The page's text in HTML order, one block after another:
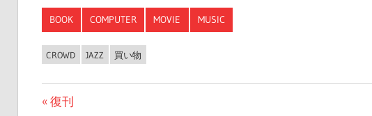
BOOK COMPUTER MOVIE MUSIC
CROWD JAZZ 買い物
投
前
復刊